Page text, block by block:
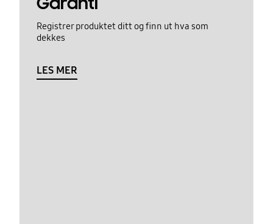
Registrer produktet ditt og finn ut hva som
dekkes
LES MER